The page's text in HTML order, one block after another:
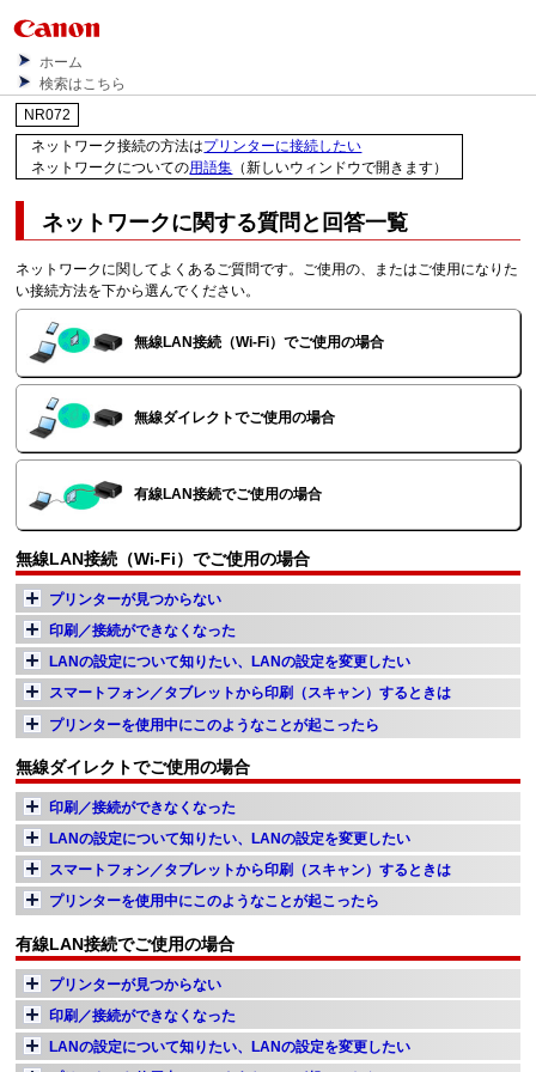
ホーム
検索はこちら
NR072
ネットワーク接続の方法はプリンターに接続したい
ネットワークについての用語集 （新しいウィンドウで開きます）
ネットワークに関する質問と回答一覧
ネットワークに関してよくあるご質問です。
ご使用の、またはご使用になりた
い接続方法を下から選んでください。
無線LAN接続（Wi-Fi）でご使用の場合
無線ダイレクトでご使用の場合
有線LAN接続でご使用の場合
無線LAN接続（Wi-Fi）でご使用の場合
プリンターが見つからない
印刷／接続ができなくなった
LANの設定について知りたい、LANの設定を変更したい
スマートフォン／タブレットから印刷（スキャン）するときは
プリンターを使用中にこのようなことが起こったら
無線ダイレクトでご使用の場合
印刷／接続ができなくなった
LANの設定について知りたい、LANの設定を変更したい
スマートフォン／タブレットから印刷（スキャン）するときは
プリンターを使用中にこのようなことが起こったら
有線LAN接続でご使用の場合
プリンターが見つからない
印刷／接続ができなくなった
LANの設定について知りたい、LANの設定を変更したい